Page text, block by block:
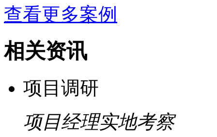
查看更多案例
相关资讯
项目调研
项目经理实地考察